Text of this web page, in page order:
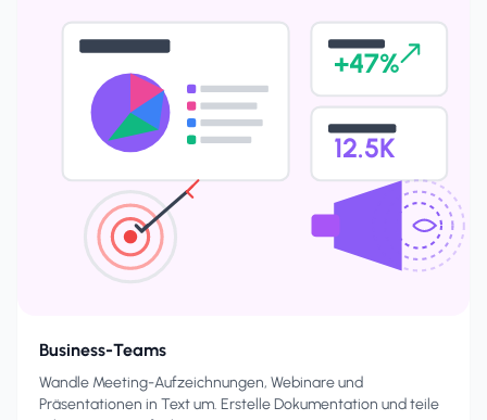
+47%
12.5K
Business-Teams
Wandle Meeting-Aufzeichnungen, Webinare und
Präsentationen in Text um. Erstelle Dokumentation und teile